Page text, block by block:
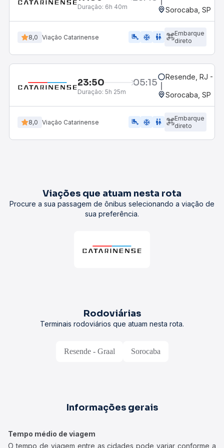
Duração: 6h 40m Sorocaba, SP
8,0 Viação Catarinense airline_seat_legroom_extra ac_unit wc
Embarque
direto
23:50 05:15
Duração: 5h 25m
Resende, RJ -
Sorocaba, SP
8,0 Viação Catarinense airline_seat_legroom_extra ac_unit WC
Embarque
direto
Viações que atuam nesta rota
Procure a sua passagem de ônibus selecionando a viação de
sua preferência.
Rodoviárias
Terminais rodoviários que atuam nesta rota.
Resende - Graal Sorocaba
Informações gerais
Tempo médio de viagem
O tempo de viagem entre as cidades pode variar conforme a